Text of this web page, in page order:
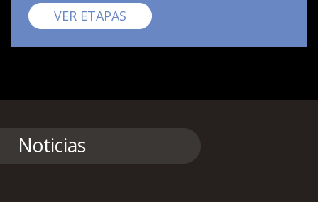
VER ETAPAS Pirinexus
Noticias